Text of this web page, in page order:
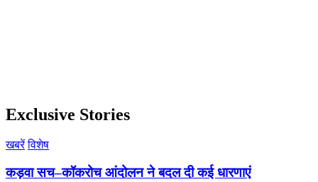
Exclusive Stories
खबरें विशेष
कड़वा सच–कॉकरोच आंदोलन ने बदल दी कई धारणाएं